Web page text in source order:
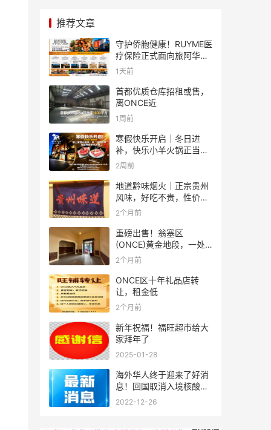
推荐文章
守护侨胞健康！RUYME医
疗保险正式面向旅阿华人
受理医保业务
1天前
首都优质仓库招租或售，
离ONCE近
1周前
寒假快乐开启｜冬日进
补，快乐小羊火锅正当
时！
2周前
地道黔味烟火｜正宗贵州
风味，好吃不贵，性价比
拉满✨
2个月前
重磅出售！翁塞区
(ONCE)黄金地段，一处
多用途房产出售
2个月前
ONCE区十年礼品店转
让，租金低
2个月前
新年祝福！福旺超市给大
家拜年了
2025-01-28
海外华人终于迎来了好消
息！回国取消入境核酸检
测+免隔离！落地就能回
2022-12-26